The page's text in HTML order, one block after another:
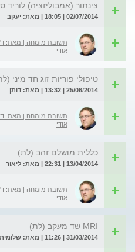
צינתור (אמבוליזציה)
02/07/2014 | 18:05 | מאת: יעקב
תשובת מומחה | מאת:
אודי
טיפולי פוריות זוג חד מיני
25/06/2014 | 13:32 | מאת: דותן
תשובת מומחה | מאת:
אודי
כללית מושלם זהב (לת)
13/04/2014 | 22:31 | מאת: ליאור
תשובת מומחה | מאת:
אודי
MRI שד מעקב (לת)
31/03/2014 | 11:26 | מאת: שלומית